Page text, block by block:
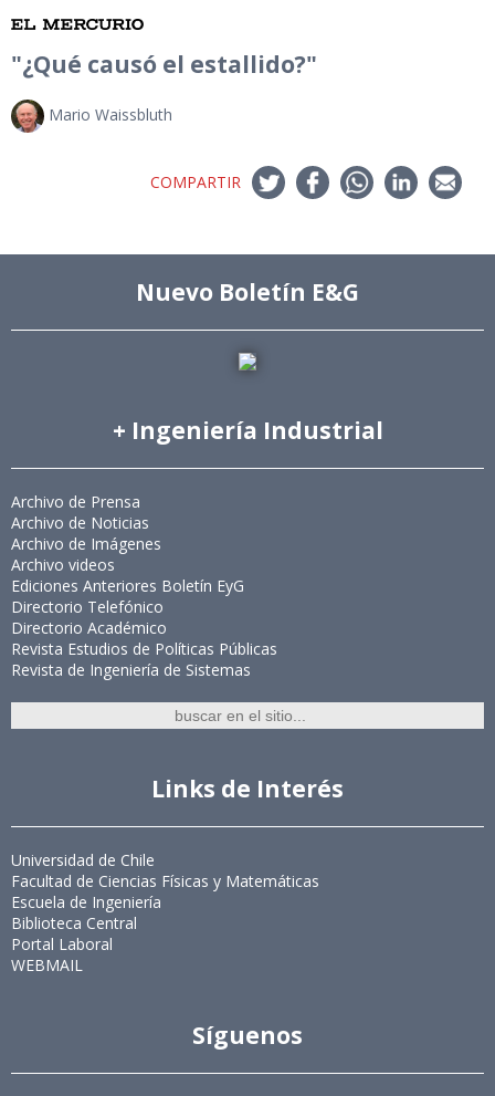
"¿Qué causó el estallido?"
Mario Waissbluth
COMPARTIR
Nuevo Boletín E&G
+ Ingeniería Industrial
Archivo de Prensa
Archivo de Noticias
Archivo de Imágenes
Archivo videos
Ediciones Anteriores Boletín EyG
Directorio Telefónico
Directorio Académico
Revista Estudios de Políticas Públicas
Revista de Ingeniería de Sistemas
Links de Interés
Universidad de Chile
Facultad de Ciencias Físicas y Matemáticas
Escuela de Ingeniería
Biblioteca Central
Portal Laboral
WEBMAIL
Síguenos